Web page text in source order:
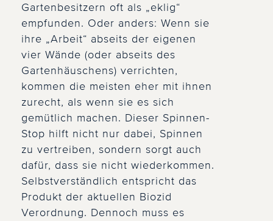
Gartenbesitzern oft als „eklig“
empfunden. Oder anders: Wenn sie
ihre „Arbeit“ abseits der eigenen
vier Wände (oder abseits des
Gartenhäuschens) verrichten,
kommen die meisten eher mit ihnen
zurecht, als wenn sie es sich
gemütlich machen. Dieser Spinnen-
Stop hilft nicht nur dabei, Spinnen
zu vertreiben, sondern sorgt auch
dafür, dass sie nicht wiederkommen.
Selbstverständlich entspricht das
Produkt der aktuellen Biozid
Verordnung. Dennoch muss es